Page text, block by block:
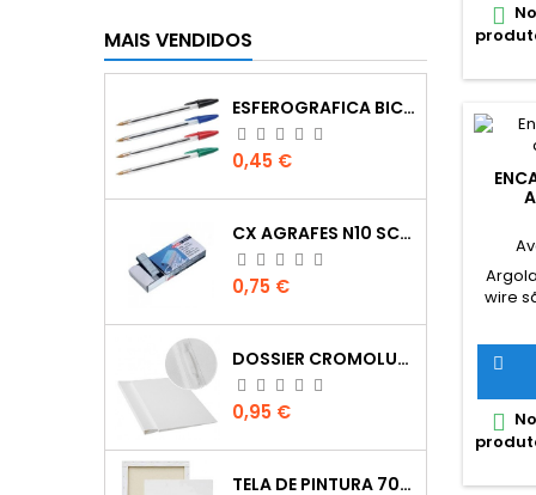
MAIS VENDIDOS
ESFEROGRAFICA BIC CRISTAL
Preço
0,45 €
CX AGRAFES N10 SCRIVA
Preço
0,75 €
DOSSIER CROMOLUX A4 COM FERRAGEM
Preço
0,95 €
TELA DE PINTURA 70X100

wire
com

